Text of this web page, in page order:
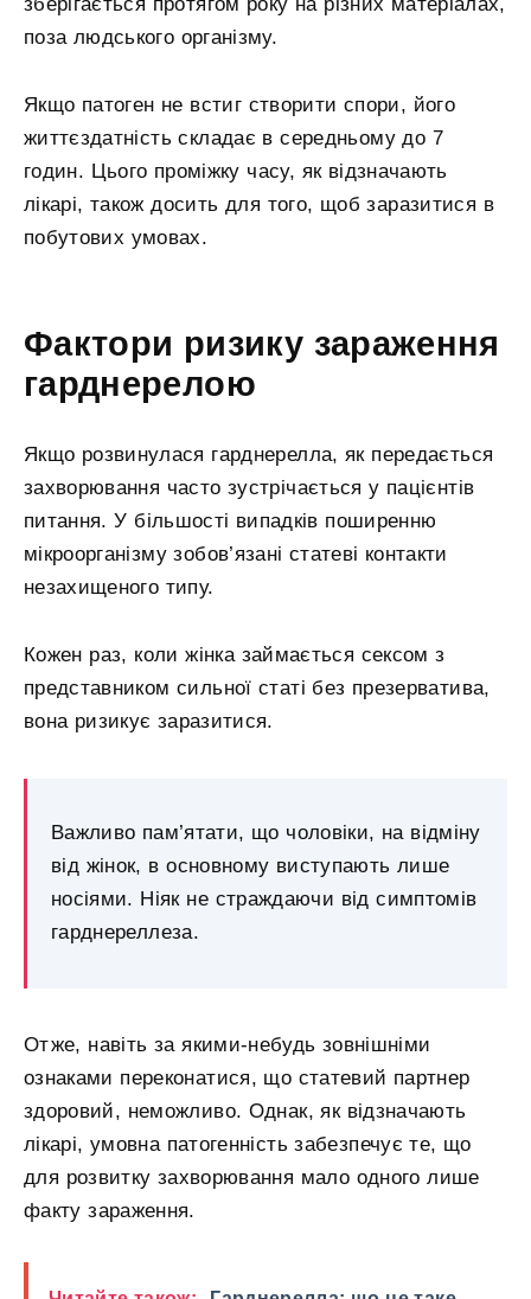
поза людського організму.
Якщо патоген не встиг створити спори, його
життєздатність складає в середньому до 7
годин. Цього проміжку часу, як відзначають
лікарі, також досить для того, щоб заразитися в
побутових умовах.
Фактори ризику зараження
гарднерелою
Якщо розвинулася гарднерелла, як передається
захворювання часто зустрічається у пацієнтів
питання. У більшості випадків поширенню
мікроорганізму зобов’язані статеві контакти
незахищеного типу.
Кожен раз, коли жінка займається сексом з
представником сильної статі без презерватива,
вона ризикує заразитися.
Важливо пам’ятати, що чоловіки, на відміну
від жінок, в основному виступають лише
носіями. Ніяк не страждаючи від симптомів
гарднереллеза.
Отже, навіть за якими-небудь зовнішніми
ознаками переконатися, що статевий партнер
здоровий, неможливо. Однак, як відзначають
лікарі, умовна патогенність забезпечує те, що
для розвитку захворювання мало одного лише
факту зараження.